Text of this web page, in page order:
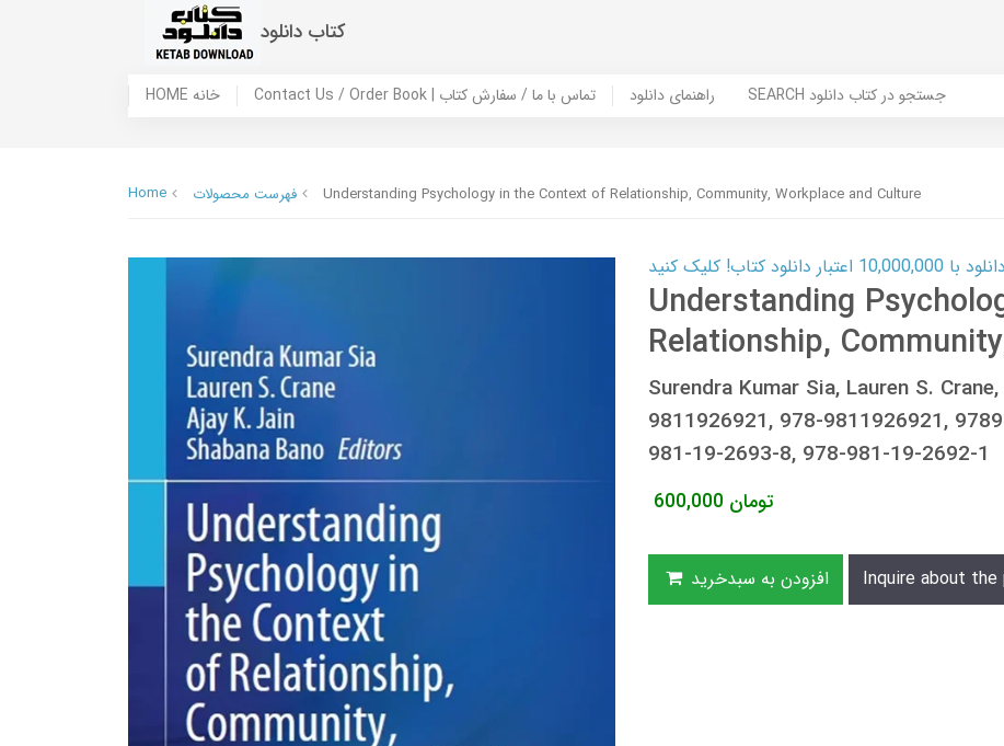
کتاب دانلود
HOME خانه Contact Us / Order Book | تماس با ما / سفارش کتاب راهنمای دانلود SEARCH جستجو در کتاب دانلود
Home فهرست محصولات Understanding Psychology in the Context of Relationship, Community, Workplace and Culture
کتاب! کلیک کنید
Understanding
Relationship,
Surendra Kumar Sia, Lauren S.
9811926921, 978-9811926921,
981-19-2693-8, 978-981-19-2692-1
600,000 تومان
افزودن به سبدخرید Inquire about